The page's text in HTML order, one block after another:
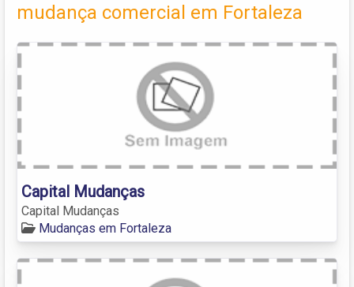
mudança comercial em Fortaleza
Capital Mudanças
Capital Mudanças
Mudanças em Fortaleza